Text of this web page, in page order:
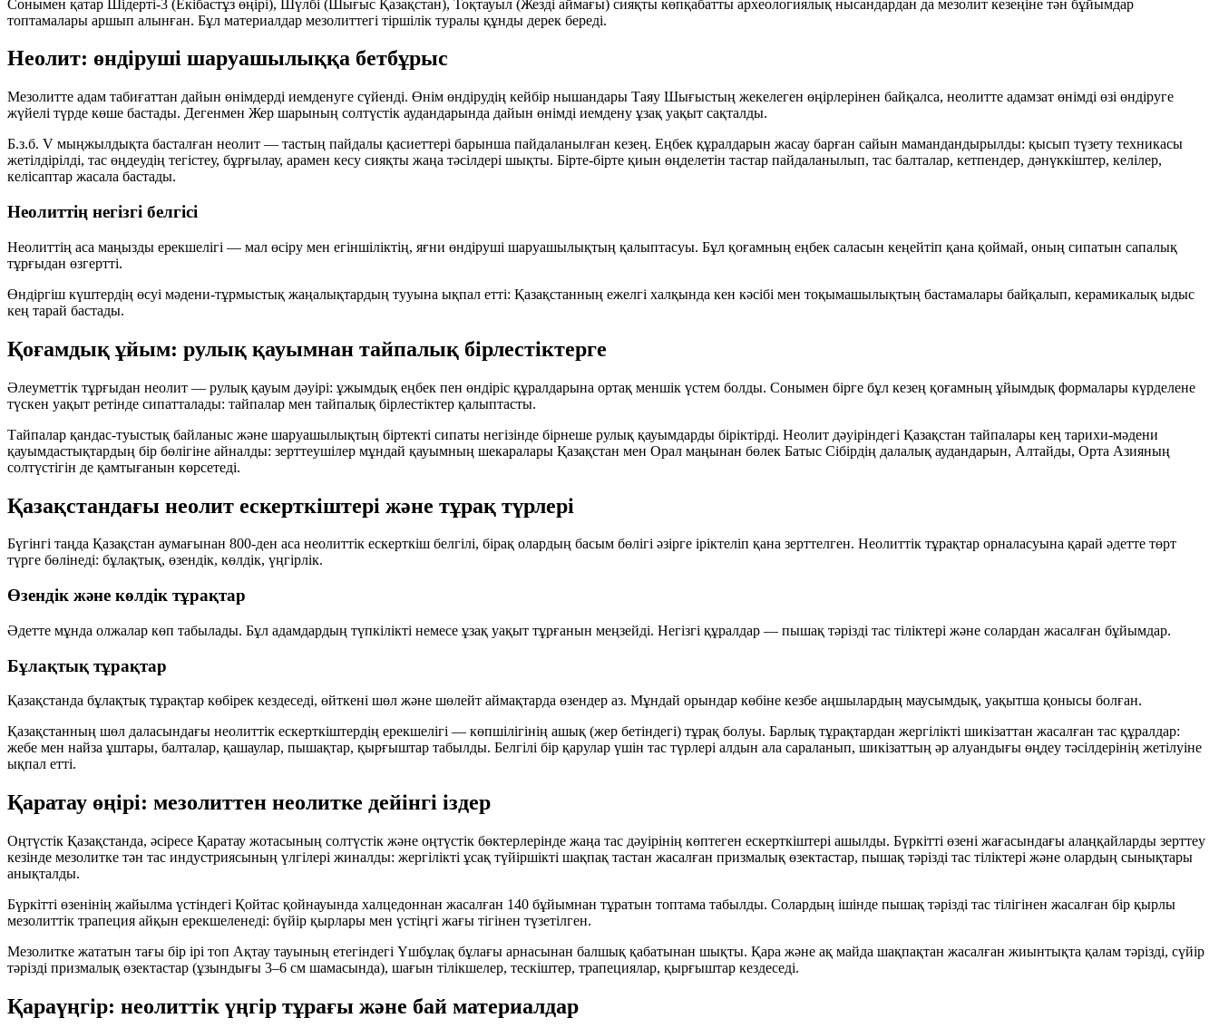
Сонымен қатар Шідерті-3 (Екібастұз өңірі), Шүлбі (Шығыс Қазақстан), Тоқтауыл (Жезді аймағы) сияқты көпқабатты археологиялық нысандардан да мезолит кезеңіне тән бұйымдар
топтамалары аршып алынған. Бұл материалдар мезолиттегі тіршілік туралы құнды дерек береді.
Неолит: өндіруші шаруашылыққа бетбұрыс
Мезолитте адам табиғаттан дайын өнімдерді иемденуге сүйенді. Өнім өндірудің кейбір нышандары Таяу Шығыстың жекелеген өңірлерінен байқалса, неолитте адамзат өнімді өзі өндіруге
жүйелі түрде көше бастады. Дегенмен Жер шарының солтүстік аудандарында дайын өнімді иемдену ұзақ уақыт сақталды.
Б.з.б. V мыңжылдықта басталған неолит — тастың пайдалы қасиеттері барынша пайдаланылған кезең. Еңбек құралдарын жасау барған сайын мамандандырылды: қысып түзету техникасы
жетілдірілді, тас өңдеудің тегістеу, бұрғылау, арамен кесу сияқты жаңа тәсілдері шықты. Бірте-бірте қиын өңделетін тастар пайдаланылып, тас балталар, кетпендер, дәнүккіштер, келілер,
келісаптар жасала бастады.
Неолиттің негізгі белгісі
Неолиттің аса маңызды ерекшелігі — мал өсіру мен егіншіліктің, яғни өндіруші шаруашылықтың қалыптасуы. Бұл қоғамның еңбек саласын кеңейтіп қана қоймай, оның сипатын сапалық
тұрғыдан өзгертті.
Өндіргіш күштердің өсуі мәдени-тұрмыстық жаңалықтардың тууына ықпал етті: Қазақстанның ежелгі халқында кен кәсібі мен тоқымашылықтың бастамалары байқалып, керамикалық ыдыс
кең тарай бастады.
Қоғамдық ұйым: рулық қауымнан тайпалық бірлестіктерге
Әлеуметтік тұрғыдан неолит — рулық қауым дәуірі: ұжымдық еңбек пен өндіріс құралдарына ортақ меншік үстем болды. Сонымен бірге бұл кезең қоғамның ұйымдық формалары күрделене
түскен уақыт ретінде сипатталады: тайпалар мен тайпалық бірлестіктер қалыптасты.
Тайпалар қандас-туыстық байланыс және шаруашылықтың біртекті сипаты негізінде бірнеше рулық қауымдарды біріктірді. Неолит дәуіріндегі Қазақстан тайпалары кең тарихи-мәдени
қауымдастықтардың бір бөлігіне айналды: зерттеушілер мұндай қауымның шекаралары Қазақстан мен Орал маңынан бөлек Батыс Сібірдің далалық аудандарын, Алтайды, Орта Азияның
солтүстігін де қамтығанын көрсетеді.
Қазақстандағы неолит ескерткіштері және тұрақ түрлері
Бүгінгі таңда Қазақстан аумағынан 800-ден аса неолиттік ескерткіш белгілі, бірақ олардың басым бөлігі әзірге іріктеліп қана зерттелген. Неолиттік тұрақтар орналасуына қарай әдетте төрт
түрге бөлінеді: бұлақтық, өзендік, көлдік, үңгірлік.
Өзендік және көлдік тұрақтар
Әдетте мұнда олжалар көп табылады. Бұл адамдардың түпкілікті немесе ұзақ уақыт тұрғанын меңзейді. Негізгі құралдар — пышақ тәрізді тас тіліктері және солардан жасалған бұйымдар.
Бұлақтық тұрақтар
Қазақстанда бұлақтық тұрақтар көбірек кездеседі, өйткені шөл және шөлейт аймақтарда өзендер аз. Мұндай орындар көбіне кезбе аңшылардың маусымдық, уақытша қонысы болған.
Қазақстанның шөл даласындағы неолиттік ескерткіштердің ерекшелігі — көпшілігінің ашық (жер бетіндегі) тұрақ болуы. Барлық тұрақтардан жергілікті шикізаттан жасалған тас құралдар:
жебе мен найза ұштары, балталар, қашаулар, пышақтар, қырғыштар табылды. Белгілі бір қарулар үшін тас түрлері алдын ала сараланып, шикізаттың әр алуандығы өңдеу тәсілдерінің жетілуіне
ықпал етті.
Қаратау өңірі: мезолиттен неолитке дейінгі іздер
Оңтүстік Қазақстанда, әсіресе Қаратау жотасының солтүстік және оңтүстік бөктерлерінде жаңа тас дәуірінің көптеген ескерткіштері ашылды. Бүркітті өзені жағасындағы алаңқайларды зерттеу
кезінде мезолитке тән тас индустриясының үлгілері жиналды: жергілікті ұсақ түйіршікті шақпақ тастан жасалған призмалық өзектастар, пышақ тәрізді тас тіліктері және олардың сынықтары
анықталды.
Бүркітті өзенінің жайылма үстіндегі Қойтас қойнауында халцедоннан жасалған 140 бұйымнан тұратын топтама табылды. Солардың ішінде пышақ тәрізді тас тілігінен жасалған бір қырлы
мезолиттік трапеция айқын ерекшеленеді: бүйір қырлары мен үстіңгі жағы тігінен түзетілген.
Мезолитке жататын тағы бір ірі топ Ақтау тауының етегіндегі Үшбұлақ бұлағы арнасынан балшық қабатынан шықты. Қара және ақ майда шақпақтан жасалған жиынтықта қалам тәрізді, сүйір
тәрізді призмалық өзектастар (ұзындығы 3–6 см шамасында), шағын тілікшелер, тескіштер, трапециялар, қырғыштар кездеседі.
Қараүңгір: неолиттік үңгір тұрағы және бай материалдар